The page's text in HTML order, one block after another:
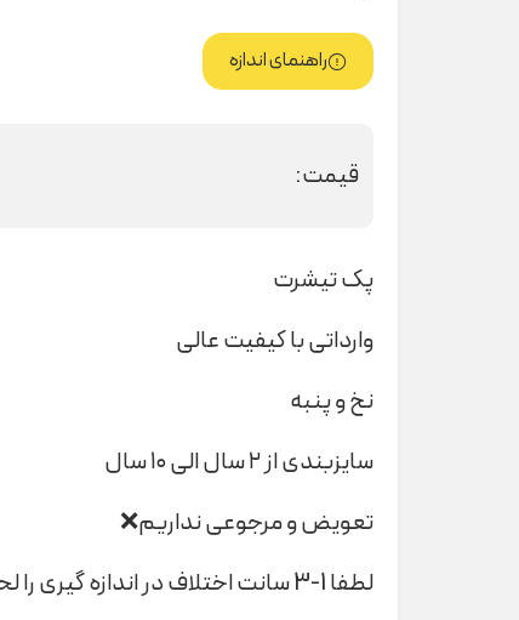
راهنمای اندازه
قیمت:
پک تیشرت
وارداتی با کیفیت عالی
نخ و پنبه
سایزبندی از ۲ سال الی ۱۰ سال
تعویض و مرجوعی نداریم❌
لطفا 1-3 سانت اختلاف در اندازه گیری را لحاظ کنید